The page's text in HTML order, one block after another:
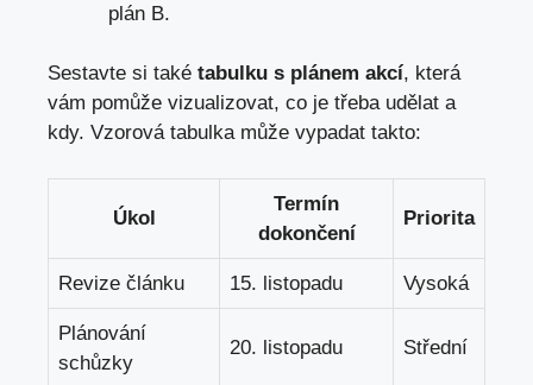
plán B.
Sestavte si také tabulku s plánem akcí, která
vám pomůže vizualizovat, co je třeba udělat a
kdy. Vzorová tabulka může vypadat takto:
Úkol
Termín
dokončení
Priorita
Revize článku 15. listopadu Vysoká
Plánování
schůzky
20. listopadu Střední